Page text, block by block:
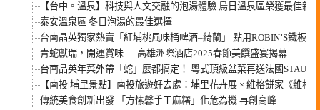
【台中。溫泉】科技與人文交融的泡湯體驗 烏日溫泉區榮獲最佳新
泰安溫泉區 冬日泡湯的最佳選擇
台南晶英獨家熱賣「紅埔桃風味桶啤酒–綺蘭」 點用ROBIN’S鐵板
青蛇獻瑞，開運賞味 — 高雄洲際酒店2025春節美饌盛宴揭幕
台南晶英年菜外帶「蛇」麼都搞定！ 粵式頂級盆菜再送法國STAUB
【南投|埔里景點】南投旅遊好去處：埔里花卉展 × 維格餅家《維格
傳統美食創新出發 「方愫馨手工麻糬」化危為機 再創高峰